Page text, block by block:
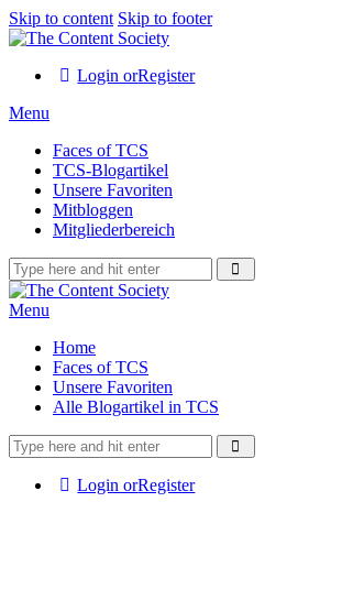
Skip to content Skip to footer
Login orRegister
Menu
Faces of TCS
TCS-Blogartikel
Unsere Favoriten
Mitbloggen
Mitgliederbereich
Menu
Home
Faces of TCS
Unsere Favoriten
Alle Blogartikel in TCS
Login orRegister